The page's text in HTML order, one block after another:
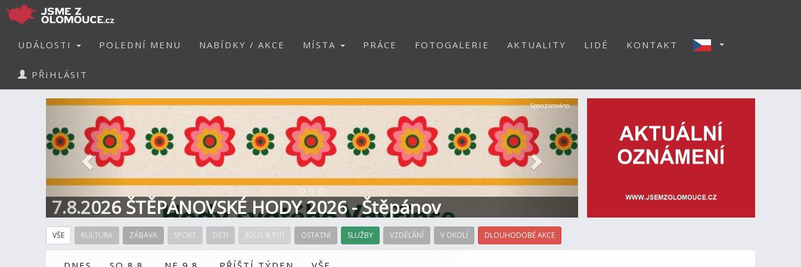
UDÁLOSTI POLEDNÍ MENU NABÍDKY / AKCE MÍSTA PRÁCE FOTOGALERIE AKTUALITY LIDÉ KONTAKT
PŘIHLÁSIT
7.8.2026 ŠTĚPÁNOVSKÉ HODY 2026 - Štěpánov
Předchozí Další
Sponzorováno
VŠE KULTURA ZÁBAVA SPORT DĚTI JÍDLO & PITÍ OSTATNÍ SLUŽBY VZDĚLÁNÍ V OKOLÍ DLOUHODOBÉ AKCE